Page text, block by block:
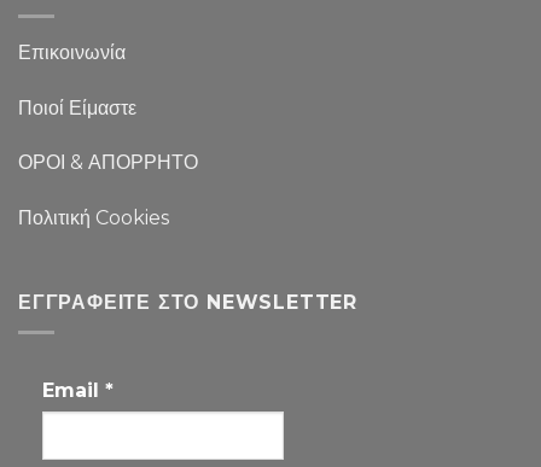
Επικοινωνία
Ποιοί Είμαστε
ΟΡΟΙ & ΑΠΟΡΡΗΤΟ
Πολιτική Cookies
ΕΓΓΡΑΦΕΊΤΕ ΣΤΟ NEWSLETTER
Email *